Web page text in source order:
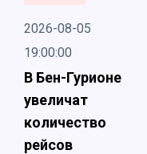
2026-08-05
19:00:00
В Бен-Гурионе
увеличат
количество
рейсов